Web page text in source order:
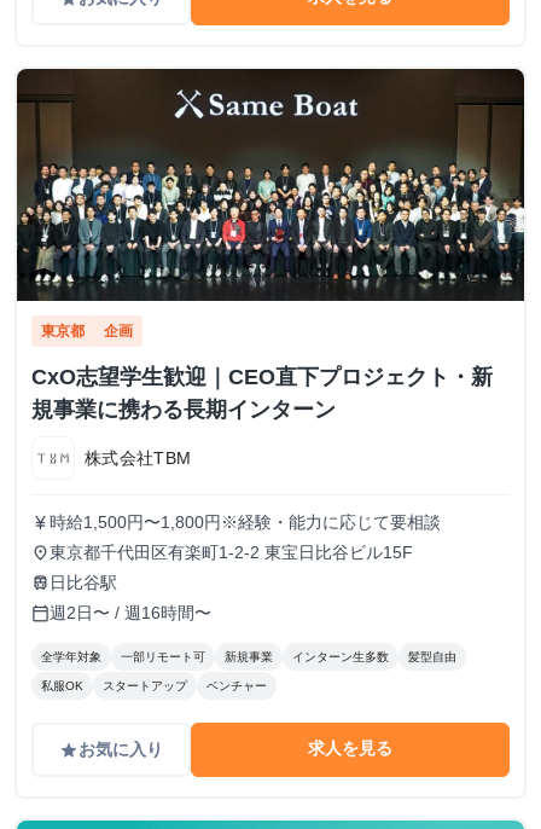
東京都 企画
CxO志望学生歓迎｜CEO直下プロジェクト・新
規事業に携わる長期インターン
株式会社TBM
currency_yen 時給1,500円〜1,800円※経験・能力に応じて要相談
place東京都千代田区有楽町1-2-2 東宝日比谷ビル15F
train 日比谷駅
calendar_today週2日〜 / 週16時間〜
全学年対象 一部リモート可 新規事業 インターン生多数 髪型自由
私服OK スタートアップ ベンチャー
gradeお気に入り 求人を見る